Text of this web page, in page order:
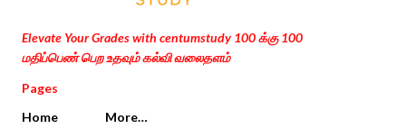
Elevate Your Grades with centumstudy 100 க்கு 100
மதிப்பெண் பெற உதவும் கல்வி வலைதளம்
Pages
Home
More…